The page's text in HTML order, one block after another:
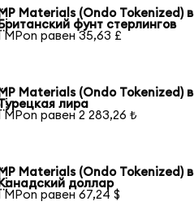
Materials (Ondo Tokenized) в
фунт стерлингов
MPon равен 35,63 £
Materials (Ondo Tokenized) в
лира
MPon равен 2 283,26 ₺
Materials (Ondo Tokenized) в
доллар
MPon равен 67,24 $